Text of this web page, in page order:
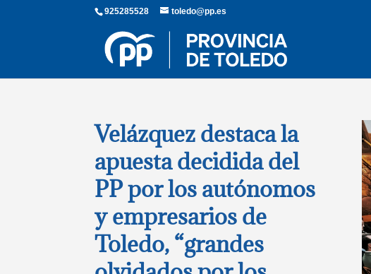
925285528 toledo@pp.es
Velázquez destaca la
apuesta decidida del
PP por los autónomos
y empresarios de
Toledo, “grandes